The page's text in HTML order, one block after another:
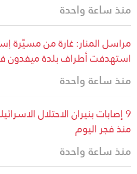
منذ ساعة واحدة
مراسل المنار: غارة من مسيّرة
استهدفت أطراف بلدة ميفدون
منذ ساعة واحدة
9 إصابات بنيران الاحتلال
منذ فجر اليوم
منذ ساعة واحدة